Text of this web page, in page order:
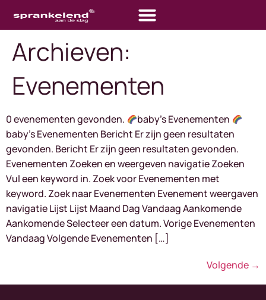
Archieven:
Evenementen
0 evenementen gevonden.
baby's Evenementen
baby's Evenementen Bericht Er zijn geen resultaten
gevonden. Bericht Er zijn geen resultaten gevonden.
Evenementen Zoeken en weergeven navigatie Zoeken
Vul een keyword in. Zoek voor Evenementen met
keyword. Zoek naar Evenementen Evenement weergaven
navigatie Lijst Lijst Maand Dag Vandaag Aankomende
Aankomende Selecteer een datum. Vorige Evenementen
Vandaag Volgende Evenementen […]
Volgende →